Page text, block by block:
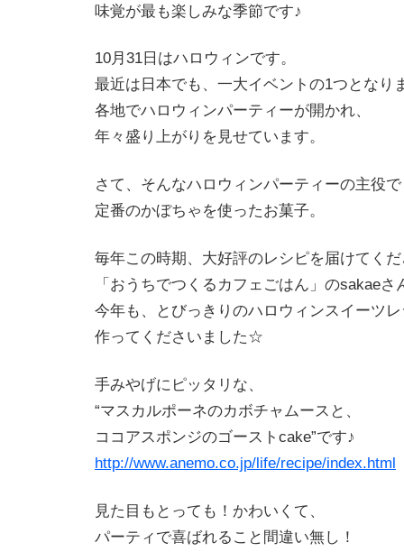
味覚が最も楽しみな季節です♪
10月31日はハロウィンです。
最近は日本でも、一大イベントの1つとなり
各地でハロウィンパーティーが開かれ、
年々盛り上がりを見せています。
さて、そんなハロウィンパーティーの主役
定番のかぼちゃを使ったお菓子。
毎年この時期、大好評のレシピを届けてく
「おうちでつくるカフェごはん」のsakaeさ
今年も、とびっきりのハロウィンスイーツ
作ってくださいました☆
手みやげにピッタリな、
“マスカルポーネのカボチャムースと、
ココアスポンジのゴーストcake”です♪
http://www.anemo.co.jp/life/recipe/index.html
見た目もとっても！かわいくて、
パーティで喜ばれること間違い無し！